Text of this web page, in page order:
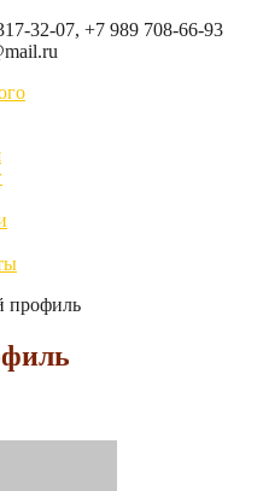
32-07, +7 989 708-66-93
профиль